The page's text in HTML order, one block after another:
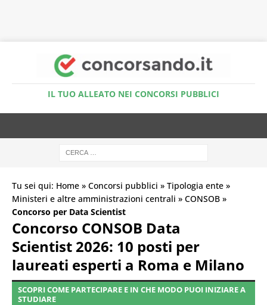
IL TUO ALLEATO NEI CONCORSI PUBBLICI
Tu sei qui: Home » Concorsi pubblici » Tipologia ente »
Ministeri e altre amministrazioni centrali » CONSOB »
Concorso per Data Scientist
Concorso CONSOB Data
Scientist 2026: 10 posti per
laureati esperti a Roma e Milano
SCOPRI COME PARTECIPARE E IN CHE MODO PUOI INIZIARE A
STUDIARE